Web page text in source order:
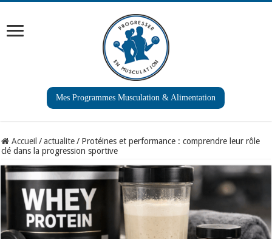
Mes Programmes Musculation & Alimentation
Accueil / actualite / Protéines et performance : comprendre leur rôle
clé dans la progression sportive